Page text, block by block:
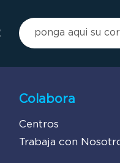
Colabora
Centros
Trabaja con